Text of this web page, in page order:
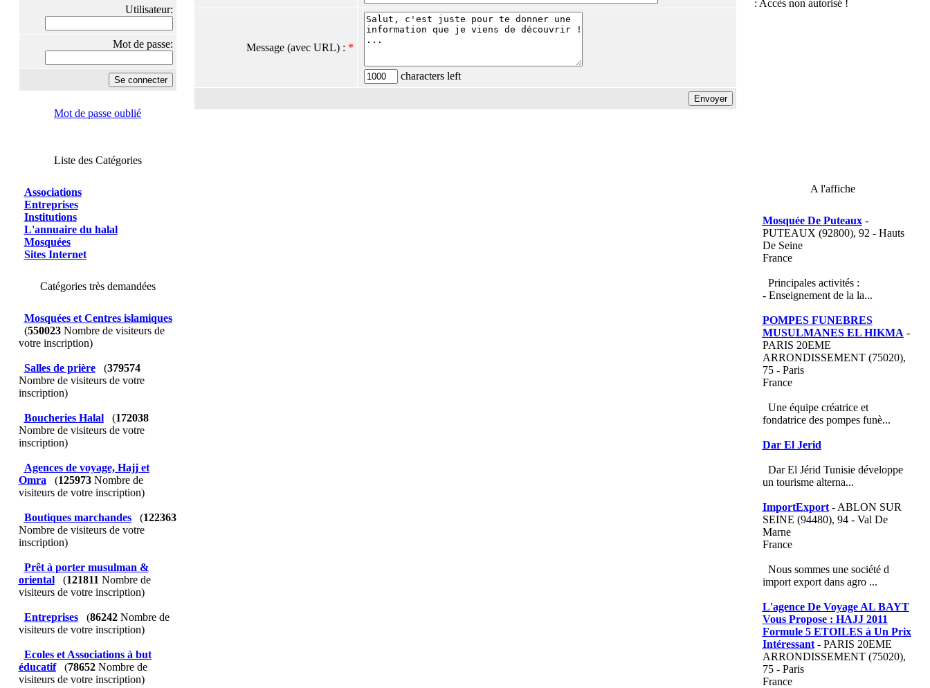
Utilisateur:
Mot de passe:
Mot de passe oublié
Liste des Catégories
Associations
Entreprises
Institutions
L'annuaire du halal
Mosquées
Sites Internet
Catégories très demandées
Mosquées et Centres islamiques
(550023Nombre de visiteurs de
votre inscription)
Salles de prière (379574
Nombre de visiteurs de votre
inscription)
Boucheries Halal (172038
Nombre de visiteurs de votre
inscription)
Agences de voyage, Hajj et
Omra
(125973Nombre de
visiteurs de votre inscription)
Boutiques marchandes (122363
Nombre de visiteurs de votre
inscription)
Prêt à porter musulman &
oriental
(121811 Nombre de
visiteurs de votre inscription)
Entreprises (86242Nombre de
visiteurs de votre inscription)
Ecoles et Associations à but
éducatif
(78652Nombre de
visiteurs de votre inscription)
Message (avec URL) : *
characters left
A l'affiche
Mosquée De Puteaux-
PUTEAUX (92800), 92 - Hauts
De Seine
France
Principales activités :
- Enseignement de la la...
POMPES FUNEBRES
MUSULMANES EL HIKMA -
PARIS 20EME
ARRONDISSEMENT (75020),
75 - Paris
France
Une équipe créatrice et
fondatrice des pompes funè...
Dar El Jerid
Dar El Jérid Tunisie développe
un tourisme alterna...
ImportExport- ABLON SUR
SEINE (94480), 94 - Val De
Marne
France
Nous sommes une société d
import export dans agro ...
L'agence De Voyage AL BAYT
Vous Propose : HAJJ 2011
Formule 5 ETOILES à Un Prix
Intéressant- PARIS 20EME
ARRONDISSEMENT (75020),
75 - Paris
France